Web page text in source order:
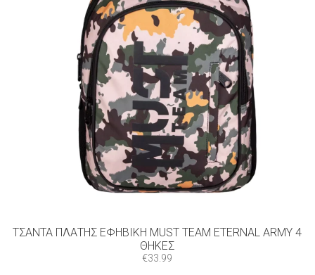
ΤΣΆΝΤΑ ΠΛΆΤΗΣ ΕΦΗΒΙΚΉ MUST TEAM ETERNAL ARMY 4
ΘΉΚΕΣ
€33.99